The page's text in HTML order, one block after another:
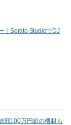
｜Serato StudioでDJ
額100万円超の機材も